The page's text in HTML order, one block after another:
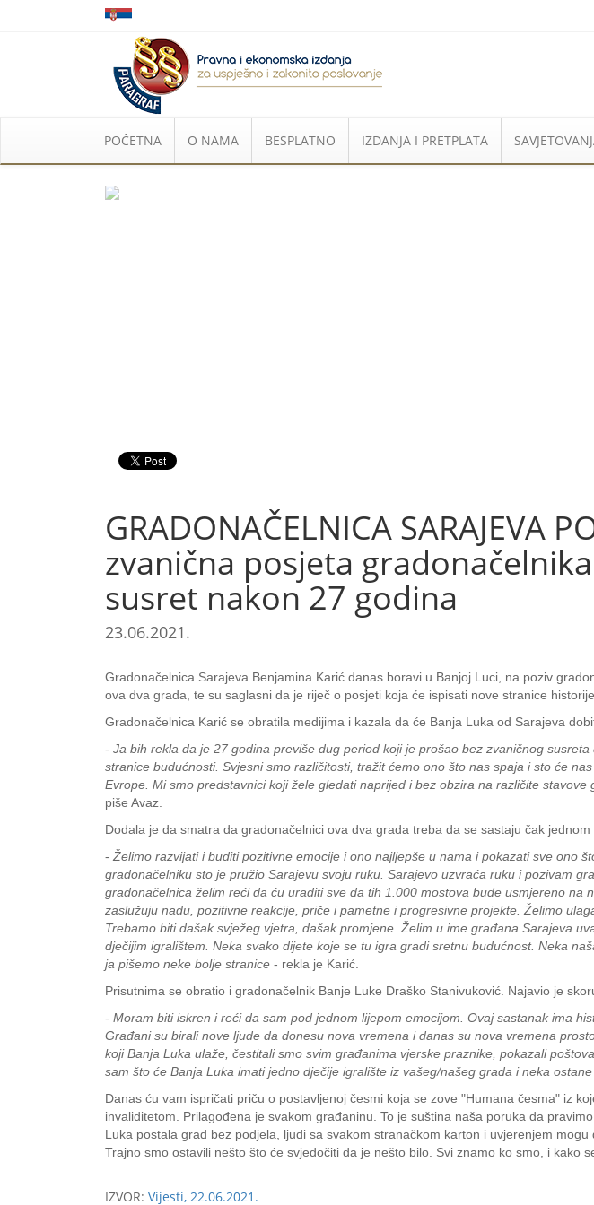
POČETNA O NAMA BESPLATNO IZDANJA I PRETPLATA
GRADONAČELNICA SARAJEVA
zvanična posjeta
susret nakon 27 godina
23.06.2021.
Gradonačelnica Sarajeva Benjamina Karić danas boravi u Banjoj Luci, na poziv
ova dva grada, te su saglasni da je riječ o posjeti koja će ispisati nove stranice historije.
Gradonačelnica Karić se obratila medijima i kazala da će Banja Luka od Sarajeva
- Ja bih rekla da je 27 godina previše dug period koji je prošao bez zvaničnog
stranice budućnosti. Svjesni smo različitosti, tražit ćemo ono što nas spaja i sto će
Evrope. Mi smo predstavnici koji žele gledati naprijed i bez obzira na različite
piše Avaz.
Dodala je da smatra da gradonačelnici ova dva grada treba da se sastaju čak
- Želimo razvijati i buditi pozitivne emocije i ono najljepše u nama i pokazati sve ono
gradonačelniku sto je pružio Sarajevu svoju ruku. Sarajevo uzvraća ruku i pozivam
gradonačelnica želim reći da ću uraditi sve da tih 1.000 mostova bude usmjereno
zaslužuju nadu, pozitivne reakcije, priče i pametne i progresivne projekte. Želimo
Trebamo biti dašak svježeg vjetra, dašak promjene. Želim u ime građana Sarajeva
dječijim igralištem. Neka svako dijete koje se tu igra gradi sretnu budućnost. Neka
ja pišemo neke bolje stranice - rekla je Karić.
Prisutnima se obratio i gradonačelnik Banje Luke Draško Stanivuković. Najavio je
- Moram biti iskren i reći da sam pod jednom lijepom emocijom. Ovaj sastanak ima
Građani su birali nove ljude da donesu nova vremena i danas su nova vremena
koji Banja Luka ulaže, čestitali smo svim građanima vjerske praznike, pokazali
sam što će Banja Luka imati jedno dječije igralište iz vašeg/našeg grada i neka
Danas ću vam ispričati priču o postavljenoj česmi koja se zove "Humana česma" iz
invaliditetom. Prilagođena je svakom građaninu. To je suština naša poruka da
Luka postala grad bez podjela, ljudi sa svakom stranačkom karton i uvjerenjem
Trajno smo ostavili nešto što će svjedočiti da je nešto bilo. Svi znamo ko smo, i kako
IZVOR: Vijesti, 22.06.2021.